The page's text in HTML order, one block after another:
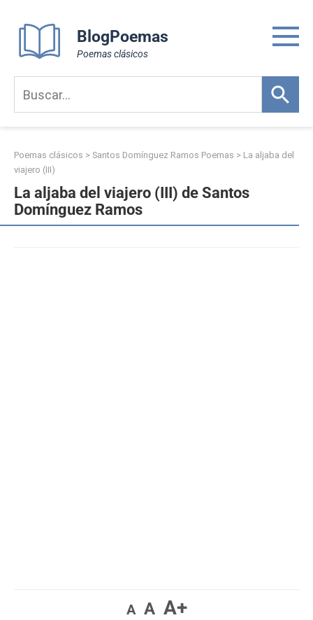
content
BlogPoemas
Poemas clásicos
Poemas clásicos > Santos Domínguez Ramos Poemas > La aljaba del
viajero (III)
La aljaba del viajero (III) de Santos
Domínguez Ramos
A A A+